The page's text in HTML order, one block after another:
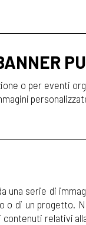
o per eventi
serie di
di un progetto.
relativi